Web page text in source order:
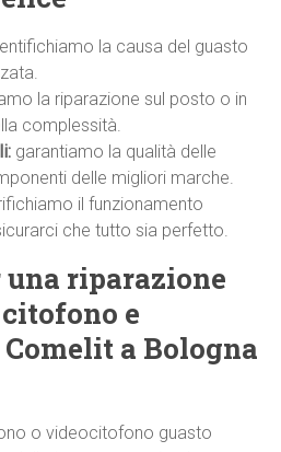
la causa del guasto
la riparazione sul posto o in
complessità.
garantiamo la qualità delle
delle migliori marche.
il funzionamento
che tutto sia perfetto.
riparazione
e
a Bologna
o videocitofono guasto